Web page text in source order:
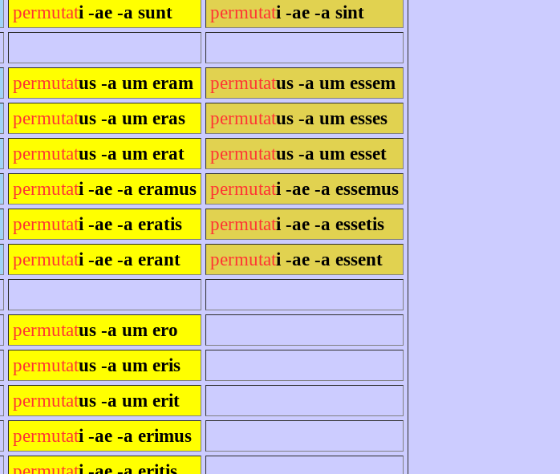
permutati -ae -a sunt permutati -ae -a sint
permutatus -a um eram permutatus -a um essem
permutatus -a um eras permutatus -a um esses
permutatus -a um erat permutatus -a um esset
permutati -ae -a eramus permutati -ae -a essemus
permutati -ae -a eratis permutati -ae -a essetis
permutati -ae -a erant permutati -ae -a essent
permutatus -a um ero
permutatus -a um eris
permutatus -a um erit
permutati -ae -a erimus